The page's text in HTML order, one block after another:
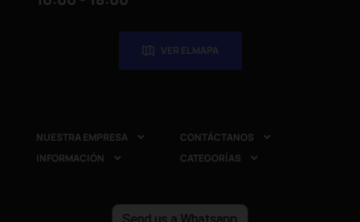
VER EL MAPA
NUESTRA EMPRESA  CONTÁCTANOS 
INFORMACIÓN  CATEGORÍAS 